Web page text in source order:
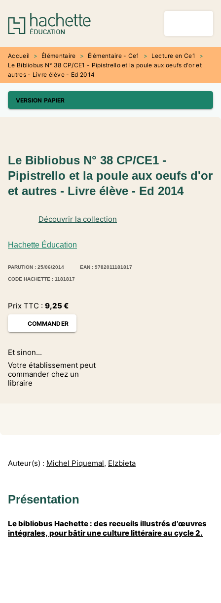
MENU RECHERCHE
PIED DE PAGE
Accueil > Élémentaire > Élémentaire - Ce1 > Lecture en Ce1
>
Le Bibliobus N° 38 CP/CE1 - Pipistrello et la poule aux oeufs d'or et
autres - Livre élève - Ed 2014
VERSION PAPIER
Hachette Éducation
Découvrir la collection
Le Bibliobus N° 38 CP/CE1 -
Pipistrello et la poule aux oeufs d'or
et autres - Livre élève - Ed 2014
PARUTION : 25/06/2014 EAN : 9782011181817
CODE HACHETTE : 1181817
Prix TTC : 9,25€
COMMANDER
Et sinon...
Votre établissement peut
commander chez un
libraire
Auteur(s) : Michel Piquemal, Elzbieta
Présentation
Le bibliobus Hachette : des recueils illustrés d’œuvres
intégrales, pour bâtir une culture littéraire au cycle 2.